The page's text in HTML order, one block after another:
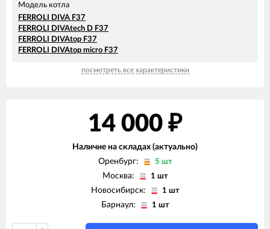
Модель котла
FERROLI DIVA F37
FERROLI DIVAtech D F37
FERROLI DIVAtop F37
FERROLI DIVAtop micro F37
посмотреть все характеристики
14 000 ₽
Наличие на складах (актуально)
Оренбург:
5 шт
Москва: 1 шт
Новосибирск: 1 шт
Барнаул: 1 шт